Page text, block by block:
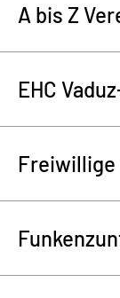
A bis Z
EHC